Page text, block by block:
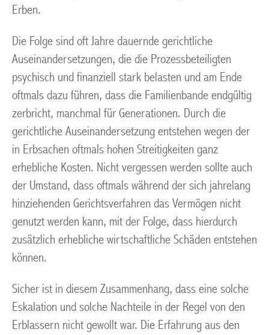
Erben.
Die Folge sind oft Jahre dauernde gerichtliche
Auseinandersetzungen, die die Prozessbeteiligten
psychisch und finanziell stark belasten und am Ende
oftmals dazu führen, dass die Familienbande endgültig
zerbricht, manchmal für Generationen. Durch die
gerichtliche Auseinandersetzung entstehen wegen der
in Erbsachen oftmals hohen Streitigkeiten ganz
erhebliche Kosten. Nicht vergessen werden sollte auch
der Umstand, dass oftmals während der sich jahrelang
hinziehenden Gerichtsverfahren das Vermögen nicht
genutzt werden kann, mit der Folge, dass hierdurch
zusätzlich erhebliche wirtschaftliche Schäden entstehen
können.
Sicher ist in diesem Zusammenhang, dass eine solche
Eskalation und solche Nachteile in der Regel von den
Erblassern nicht gewollt war. Die Erfahrung aus den